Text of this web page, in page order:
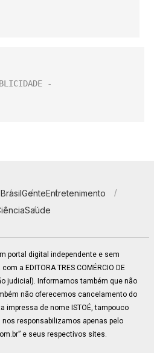
BrasilGenteEntretenimento
Saúde
portal digital independente e sem
a EDITORA TRES COMÉRCIO DE
judicial). Informamos também que não
não oferecemos cancelamento do
impressa de nome ISTOÉ, tampouco
responsabilizamos apenas pelo
e seus respectivos sites.